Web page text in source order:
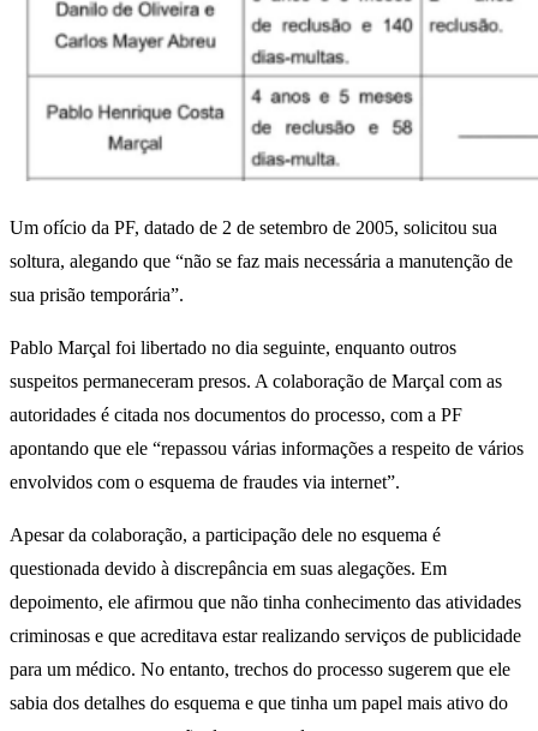
Um ofício da PF, datado de 2 de setembro de 2005, solicitou sua
soltura, alegando que “não se faz mais necessária a manutenção de
sua prisão temporária”.
Pablo Marçal foi libertado no dia seguinte, enquanto outros
suspeitos permaneceram presos. A colaboração de Marçal com as
autoridades é citada nos documentos do processo, com a PF
apontando que ele “repassou várias informações a respeito de vários
envolvidos com o esquema de fraudes via internet”.
Apesar da colaboração, a participação dele no esquema é
questionada devido à discrepância em suas alegações. Em
depoimento, ele afirmou que não tinha conhecimento das atividades
criminosas e que acreditava estar realizando serviços de publicidade
para um médico. No entanto, trechos do processo sugerem que ele
sabia dos detalhes do esquema e que tinha um papel mais ativo do